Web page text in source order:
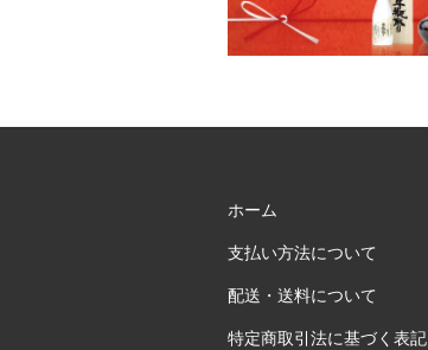
ホーム
支払い方法について
配送・送料について
特定商取引法に基づく表記